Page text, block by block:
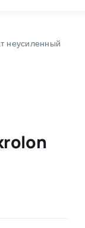
неусиленный